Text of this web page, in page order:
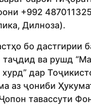
+992
Дилноза).
бо дастгирии
таҷдид ва рушд
дар
аз ҷониби
тавассути